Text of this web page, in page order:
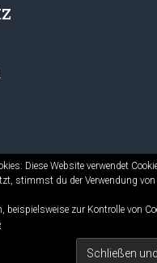
Die Mitmach-Buchhandlung. Alle
Diese Website verwendet
stimmst du der Verwendung von
beispielsweise zur Kontrolle von